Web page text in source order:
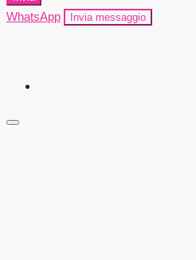
WhatsApp Invia messaggio